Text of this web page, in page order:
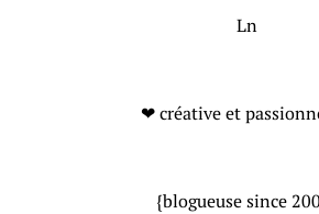
Ln
❤ créative et
{blogueuse since